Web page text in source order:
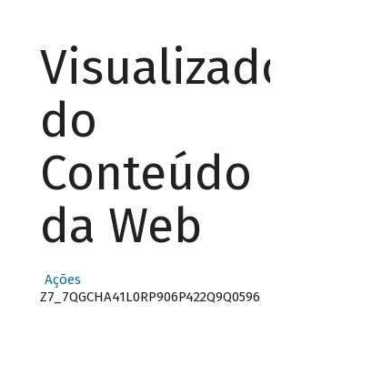
Visualizador
do
Conteúdo
da Web
Ações
Z7_7QGCHA41L0RP906P422Q9Q0596